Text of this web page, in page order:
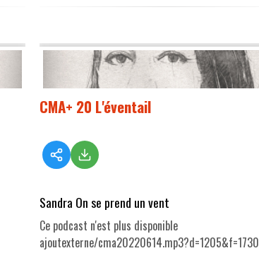
CMA+ 20 L'éventail
Sandra On se prend un vent
Ce podcast n'est plus disponible
ajoutexterne/cma20220614.mp3?d=1205&f=1730